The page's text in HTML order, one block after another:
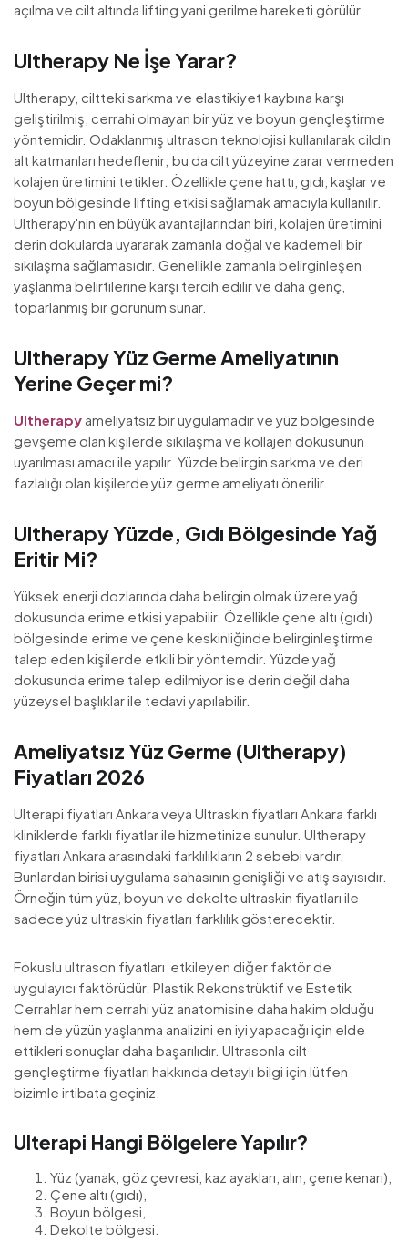
açılma ve cilt altında lifting yani gerilme hareketi görülür.
Ultherapy Ne İşe Yarar?
Ultherapy, ciltteki sarkma ve elastikiyet kaybına karşı
geliştirilmiş, cerrahi olmayan bir yüz ve boyun gençleştirme
yöntemidir. Odaklanmış ultrason teknolojisi kullanılarak cildin
alt katmanları hedeflenir; bu da cilt yüzeyine zarar vermeden
kolajen üretimini tetikler. Özellikle çene hattı, gıdı, kaşlar ve
boyun bölgesinde lifting etkisi sağlamak amacıyla kullanılır.
Ultherapy'nin en büyük avantajlarından biri, kolajen üretimini
derin dokularda uyararak zamanla doğal ve kademeli bir
sıkılaşma sağlamasıdır. Genellikle zamanla belirginleşen
yaşlanma belirtilerine karşı tercih edilir ve daha genç,
toparlanmış bir görünüm sunar.
Ultherapy Yüz Germe Ameliyatının
Yerine Geçer mi?
Ultherapy ameliyatsız bir uygulamadır ve yüz bölgesinde
gevşeme olan kişilerde sıkılaşma ve kollajen dokusunun
uyarılması amacı ile yapılır. Yüzde belirgin sarkma ve deri
fazlalığı olan kişilerde yüz germe ameliyatı önerilir.
Ultherapy Yüzde, Gıdı Bölgesinde Yağ
Eritir Mi?
Yüksek enerji dozlarında daha belirgin olmak üzere yağ
dokusunda erime etkisi yapabilir. Özellikle çene altı (gıdı)
bölgesinde erime ve çene keskinliğinde belirginleştirme
talep eden kişilerde etkili bir yöntemdir. Yüzde yağ
dokusunda erime talep edilmiyor ise derin değil daha
yüzeysel başlıklar ile tedavi yapılabilir.
Ameliyatsız Yüz Germe (Ultherapy)
Fiyatları 2026
Ulterapi fiyatları Ankara veya Ultraskin fiyatları Ankara farklı
kliniklerde farklı fiyatlar ile hizmetinize sunulur. Ultherapy
fiyatları Ankara arasındaki farklılıkların 2 sebebi vardır.
Bunlardan birisi uygulama sahasının genişliği ve atış sayısıdır.
Örneğin tüm yüz, boyun ve dekolte ultraskin fiyatları ile
sadece yüz ultraskin fiyatları farklılık gösterecektir.
Fokuslu ultrason fiyatları etkileyen diğer faktör de
uygulayıcı faktörüdür. Plastik Rekonstrüktif ve Estetik
Cerrahlar hem cerrahi yüz anatomisine daha hakim olduğu
hem de yüzün yaşlanma analizini en iyi yapacağı için elde
ettikleri sonuçlar daha başarılıdır. Ultrasonla cilt
gençleştirme fiyatları hakkında detaylı bilgi için lütfen
bizimle irtibata geçiniz.
Ulterapi Hangi Bölgelere Yapılır?
Yüz (yanak, göz çevresi, kaz ayakları, alın, çene kenarı),
Çene altı (gıdı),
Boyun bölgesi,
Dekolte bölgesi.